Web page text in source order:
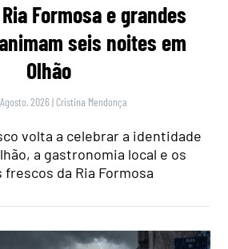
Formosa e grandes
seis noites em
Olhão
2026 | Cristina Mendonça
volta a celebrar a identidade
a gastronomia local e os
da Ria Formosa